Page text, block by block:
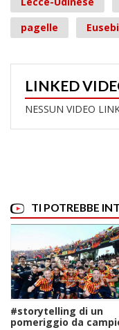
pagelle
LINKED
NESSUN VIDEO
TI POTREBBE
#storytelling di un
pomeriggio da